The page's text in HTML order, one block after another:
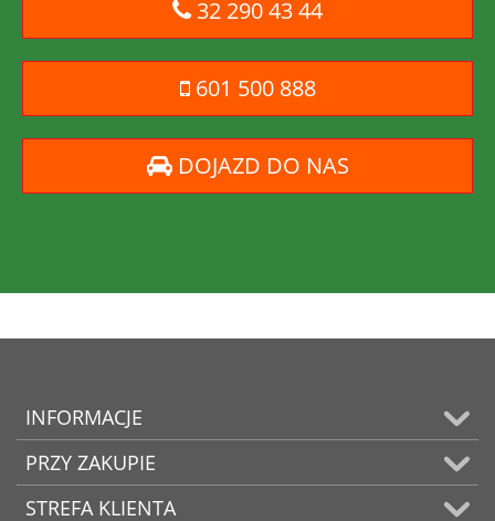
32 290 43 44
601 500 888
DOJAZD DO NAS
INFORMACJE
PRZY ZAKUPIE
STREFA KLIENTA